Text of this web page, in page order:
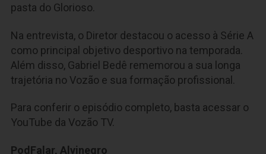
pasta do Glorioso.
Na entrevista, o Diretor destacou o acesso à Série A
como principal objetivo desportivo na temporada.
Além disso, Gabriel Bedê rememorou a sua longa
trajetória no Vozão e sua formação profissional.
Para conferir o episódio completo, basta acessar o
YouTube da Vozão TV.
PodFalar, Alvinegro